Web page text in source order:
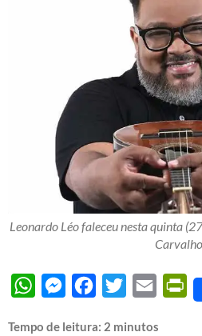
Leonardo Léo faleceu nesta quinta
Carvalho
WhatsAppMessengerFacebook
Twitter Email
Tempo de leitura: 2 minutos